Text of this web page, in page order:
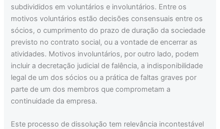
subdivididos em voluntários e involuntários. Entre os
motivos voluntários estão decisões consensuais entre os
sócios, o cumprimento do prazo de duração da sociedade
previsto no contrato social, ou a vontade de encerrar as
atividades. Motivos involuntários, por outro lado, podem
incluir a decretação judicial de falência, a indisponibilidade
legal de um dos sócios ou a prática de faltas graves por
parte de um dos membros que comprometam a
continuidade da empresa.
Este processo de dissolução tem relevância incontestável